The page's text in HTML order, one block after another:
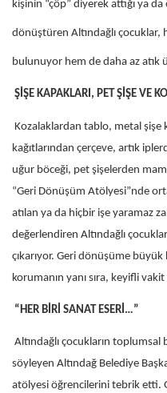
kişinin “çöp” diyerek attığı ya
dönüştüren Altındağlı çocuklar,
bulunuyor hem de daha az atık
ŞİŞE KAPAKLARI, PET ŞİŞE VE
Kozalaklardan tablo, metal şişe
kağıtlarından çerçeve, artık
uğur böceği, pet şişelerden
“Geri Dönüşüm Atölyesi”nde
atılan ya da hiçbir işe yaramaz
değerlendiren Altındağlı
çıkarıyor. Geri dönüşüme
korumanın yanı sıra, keyifli
“HER BİRİ SANAT ESERİ…”
Altındağlı çocukların
söyleyen Altındağ Belediye
atölyesi öğrencilerini tebrik etti.